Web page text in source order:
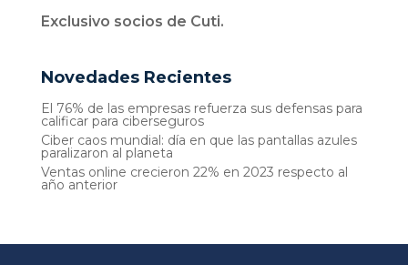
Exclusivo socios de Cuti.
Novedades Recientes
El 76% de las empresas refuerza sus defensas para
calificar para ciberseguros
Ciber caos mundial: día en que las pantallas azules
paralizaron al planeta
Ventas online crecieron 22% en 2023 respecto al
año anterior